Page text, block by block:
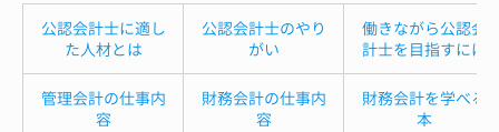
公認会計士に適し
た人材とは
公認会計士のやり
がい
働きながら公認会
計士を目指すには
管理会計の仕事内
容
財務会計の仕事内
容
財務会計を学べる
本